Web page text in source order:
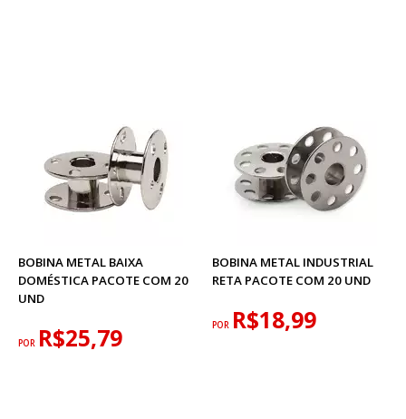
BOBINA METAL BAIXA
DOMÉSTICA PACOTE COM 20
UND
POR R$25,79
BOBINA METAL INDUSTRIAL
RETA PACOTE COM 20 UND
POR R$18,99